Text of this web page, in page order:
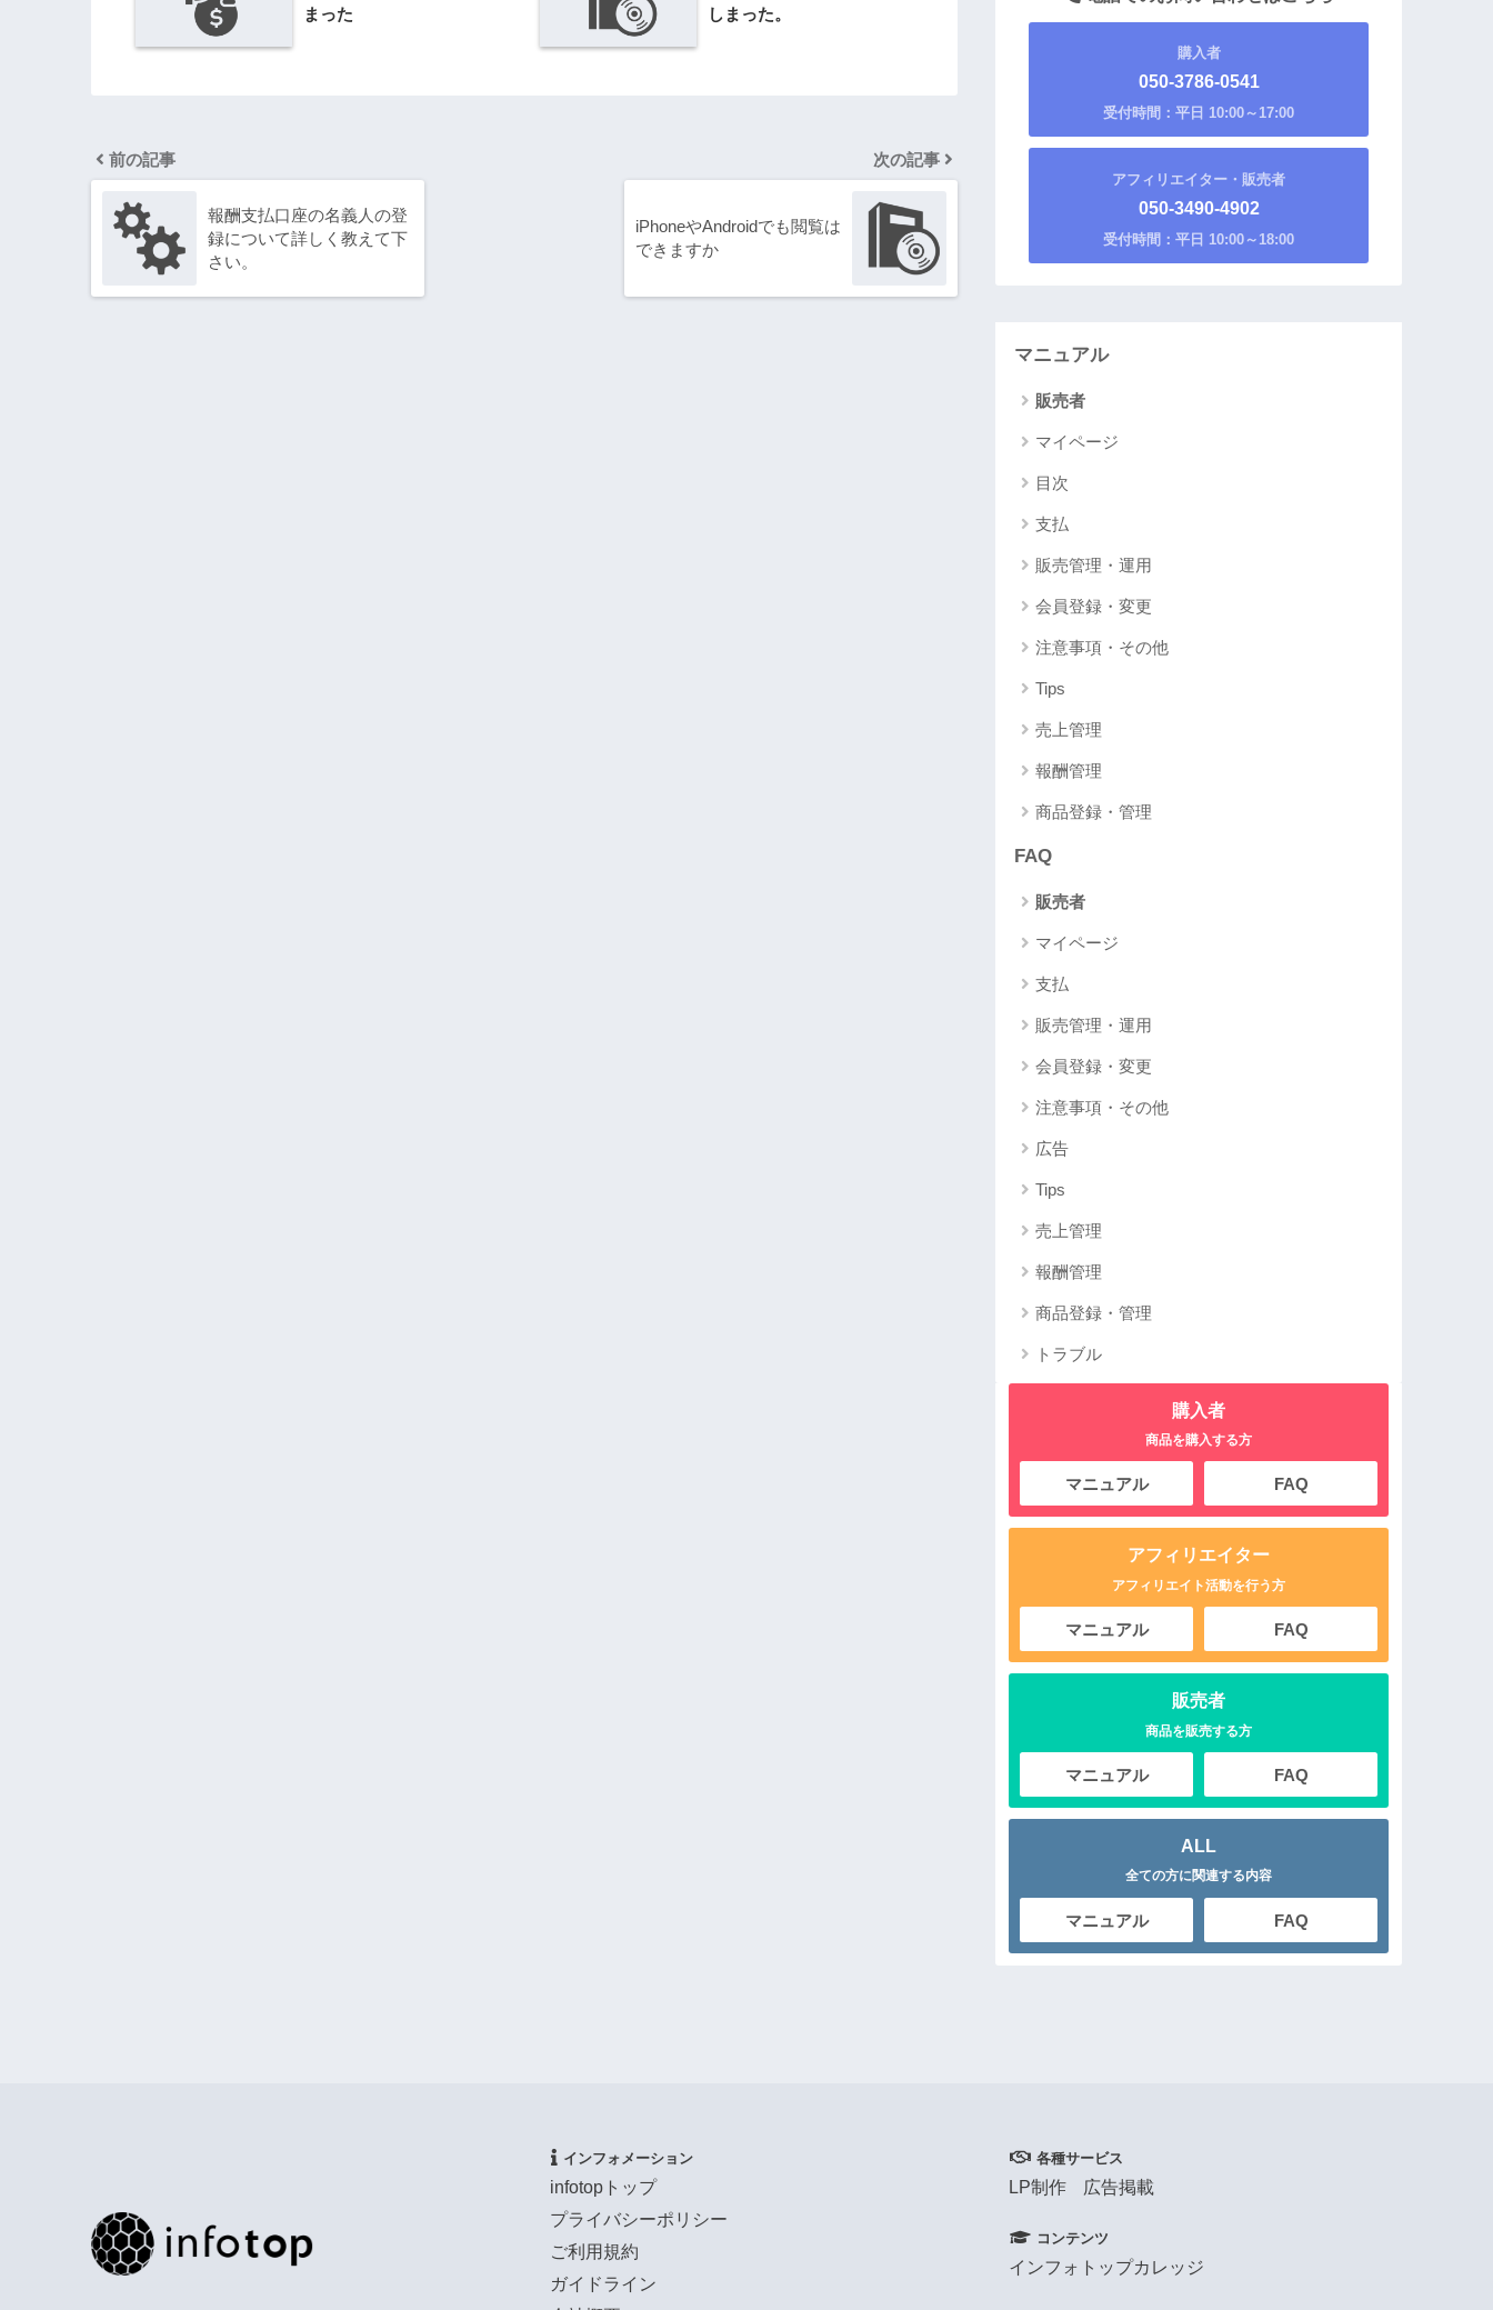
まった
しまった。
前の記事
報酬支払口座の名義人の登
録について詳しく教えて下
さい。
次の記事
iPhoneやAndroidでも閲覧は
できますか
購入者
050-3786-0541
受付時間：平日 10:00～17:00
アフィリエイター・販売者
050-3490-4902
受付時間：平日 10:00～18:00
マニュアル
販売者
マイページ
目次
支払
販売管理・運用
会員登録・変更
注意事項・その他
Tips
売上管理
報酬管理
商品登録・管理
FAQ
販売者
マイページ
支払
販売管理・運用
会員登録・変更
注意事項・その他
広告
Tips
売上管理
報酬管理
商品登録・管理
トラブル
購入者
商品を購入する方
マニュアル FAQ
アフィリエイター
アフィリエイト活動を行う方
マニュアル FAQ
販売者
商品を販売する方
マニュアル FAQ
ALL
全ての方に関連する内容
マニュアル FAQ
インフォメーション
infotopトップ
プライバシーポリシー
ご利用規約
ガイドライン
各種サービス
LP制作 広告掲載
コンテンツ
インフォトップカレッジ